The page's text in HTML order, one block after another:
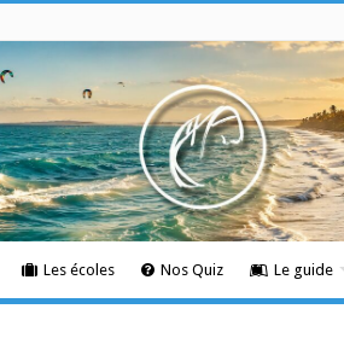
Les écoles Nos Quiz Le guide